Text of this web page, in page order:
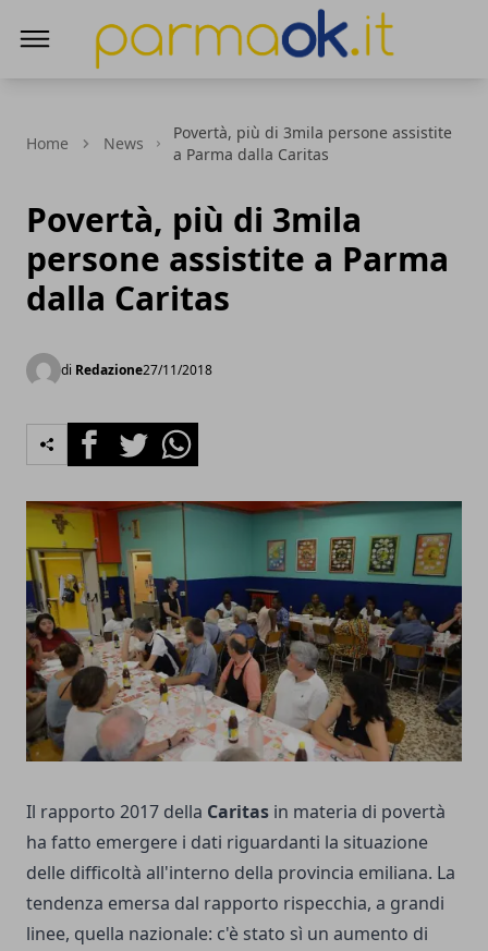
Home News
Povertà, più di 3mila persone assistite
a Parma dalla Caritas
Povertà, più di 3mila
persone assistite a Parma
dalla Caritas
di Redazione27/11/2018
FacebookTwitterWhatsapp
Il rapporto 2017 della Caritas in materia di povertà
ha fatto emergere i dati riguardanti la situazione
delle difficoltà all'interno della provincia emiliana. La
tendenza emersa dal rapporto rispecchia, a grandi
linee, quella nazionale: c'è stato sì un aumento di